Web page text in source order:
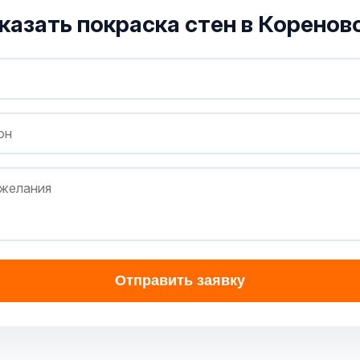
покраска стен в
Отправить заявку